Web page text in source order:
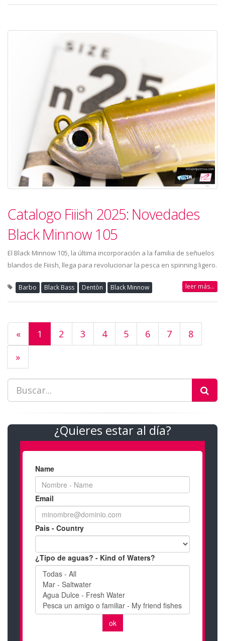
Catalogo Fiiish 2025: Novedades
Black Minnow 105
El Black Minnow 105, la última incorporación a la familia de señuelos
blandos de Fiiish, llega para revolucionar la pesca en spinning ligero.
Barbo Black Bass Dentòn Black Minnow leer más...
« 1 2 3 4 5 6 7
8
»
¿Quieres estar al día?